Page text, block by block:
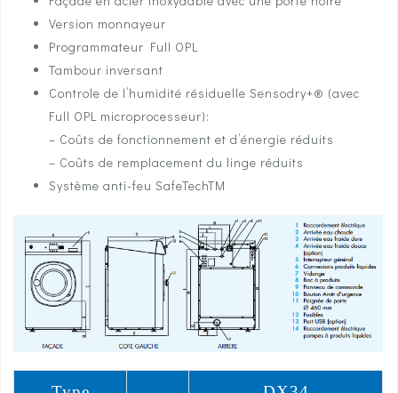
Version monnayeur
Programmateur Full OPL
Tambour inversant
Controle de l’humidité résiduelle Sensodry+® (avec
Full OPL microprocesseur):
– Coûts de fonctionnement et d’énergie réduits
– Coûts de remplacement du linge réduits
Système anti-feu SafeTechTM